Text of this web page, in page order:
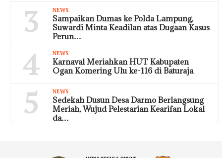
3 NEWS
Sampaikan Dumas ke Polda Lampung,
Suwardi Minta Keadilan atas Dugaan Kasus
Perun…
4 NEWS
Karnaval Meriahkan HUT Kabupaten
Ogan Komering Ulu ke-116 di Baturaja
5 NEWS
Sedekah Dusun Desa Darmo Berlangsung
Meriah, Wujud Pelestarian Kearifan Lokal
da…